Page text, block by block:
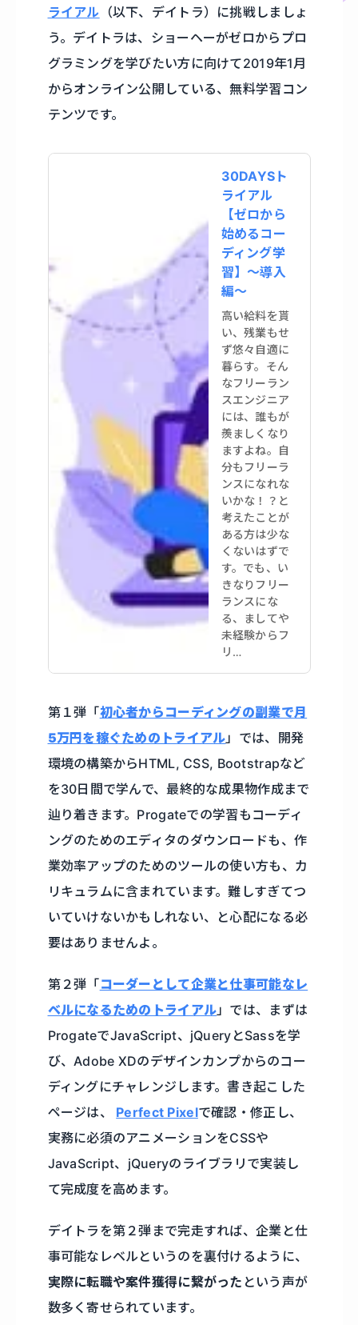
ライアル （以下、デイトラ）に挑戦しましょ
う。デイトラは、ショーヘーがゼロからプロ
グラミングを学びたい方に向けて2019年1月
からオンライン公開している、無料学習コン
テンツです。
30DAYSト
ライアル
【ゼロから
始めるコー
ディング学
習】〜導入
編〜
高い給料を貰
い、残業もせ
ず悠々自適に
暮らす。そん
なフリーラン
スエンジニア
には、誰もが
羨ましくなり
ますよね。自
分もフリーラ
ンスになれな
いかな！？と
考えたことが
ある方は少な
くないはずで
す。でも、い
きなりフリー
ランスにな
る、ましてや
未経験からフ
リ…
第１弾「初心者からコーディングの副業で月
5万円を稼ぐためのトライアル」では、開発
環境の構築からHTML, CSS, Bootstrapなど
を30日間で学んで、最終的な成果物作成まで
辿り着きます。Progateでの学習もコーディ
ングのためのエディタのダウンロードも、作
業効率アップのためのツールの使い方も、カ
リキュラムに含まれています。難しすぎてつ
いていけないかもしれない、と心配になる必
要はありませんよ。
第２弾「コーダーとして企業と仕事可能なレ
ベルになるためのトライアル」では、まずは
ProgateでJavaScript、jQueryとSassを学
び、Adobe XDのデザインカンプからのコー
ディングにチャレンジします。書き起こした
ページは、 Perfect Pixelで確認・修正し、
実務に必須のアニメーションをCSSや
JavaScript、jQueryのライブラリで実装し
て完成度を高めます。
デイトラを第２弾まで完走すれば、企業と仕
事可能なレベルというのを裏付けるように、
実際に転職や案件獲得に繋がった という声が
数多く寄せられています。